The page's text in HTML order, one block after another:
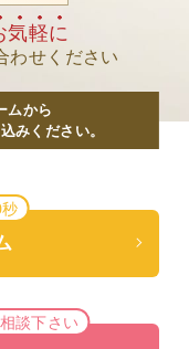
気軽に
わせください
ムから
みください。
談下さい